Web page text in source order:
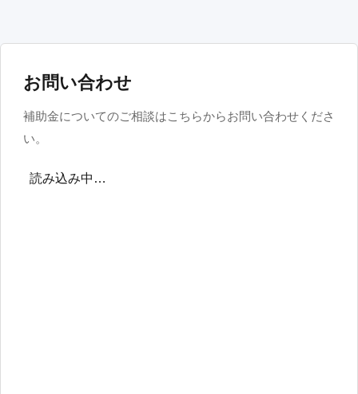
お問い合わせ
補助金についてのご相談はこちらからお問い合わせくださ
い。